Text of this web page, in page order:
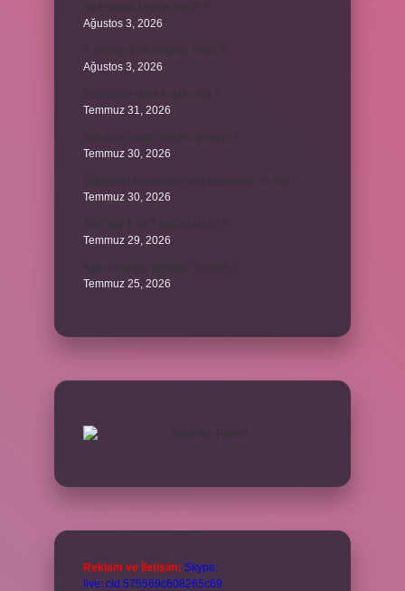
Ağustos 3, 2026
Ağustos 3, 2026
Temmuz 31, 2026
Temmuz 30, 2026
Temmuz 30, 2026
Temmuz 29, 2026
Temmuz 25, 2026
Reklam ve İletişim: Skype:
live:.cid.575569c608265c69